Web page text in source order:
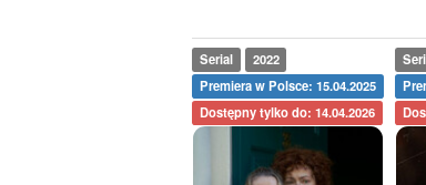
Serial
2022
Premiera w Polsce: 15.04.2025
Dostępny tylko do: 14.04.2026